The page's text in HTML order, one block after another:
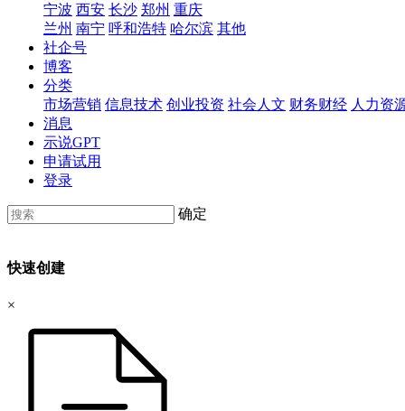
宁波 西安 长沙 郑州 重庆
兰州 南宁 呼和浩特 哈尔滨 其他
社企号
博客
分类
市场营销 信息技术 创业投资 社会人文 财务财经 人力资
消息
示说GPT
申请试用
登录
确定
快速创建
×